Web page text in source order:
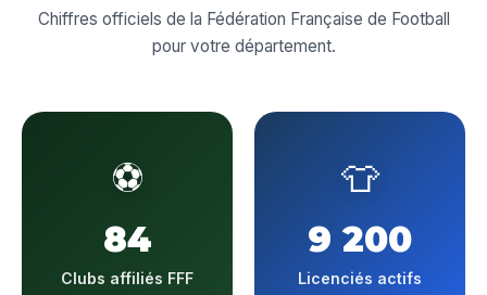
Chiffres officiels de la Fédération Française de Football
pour votre département.
⚽
84
Clubs affiliés FFF
👕
9 200
Licenciés actifs